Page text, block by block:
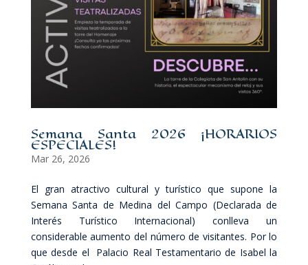
Semana Santa 2026 ¡HORARIOS
ESPECIALES!
Mar 26, 2026
El gran atractivo cultural y turístico que supone la
Semana Santa de Medina del Campo (Declarada de
Interés Turístico Internacional) conlleva un
considerable aumento del número de visitantes. Por lo
que desde el Palacio Real Testamentario de Isabel la